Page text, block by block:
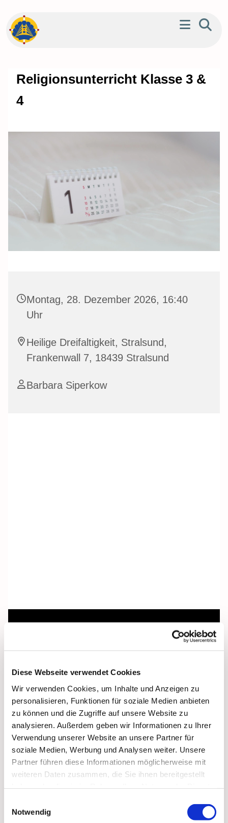
Diese Webseite verwendet Cookies
Wir verwenden Cookies, um Inhalte und Anzeigen zu
personalisieren, Funktionen für soziale Medien anbieten
zu können und die Zugriffe auf unsere Website zu
analysieren. Außerdem geben wir Informationen zu Ihrer
Verwendung unserer Website an unsere Partner für
soziale Medien, Werbung und Analysen weiter. Unsere
Partner führen diese Informationen möglicherweise mit
weiteren Daten zusammen, die Sie ihnen bereitgestellt
Notwendig
Religionsunterricht Klasse 3 &
4
Montag, 28. Dezember 2026, 16:40
Uhr
Heilige Dreifaltigkeit, Stralsund,
Frankenwall 7, 18439 Stralsund
Barbara Siperkow